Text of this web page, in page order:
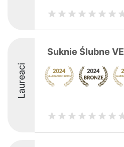
Laureaci
Suknie Ślubne